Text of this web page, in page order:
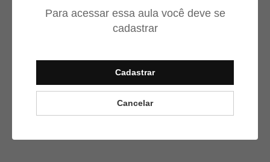
Para acessar essa aula você deve se
cadastrar
Cadastrar
Cancelar